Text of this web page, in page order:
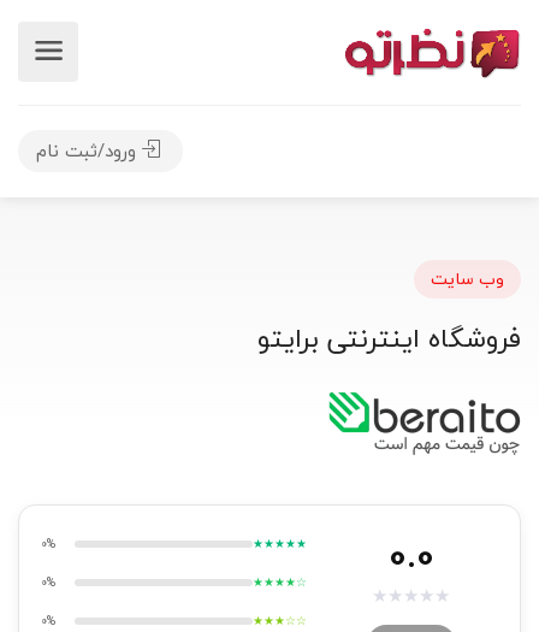
ورود/ثبت نام
وب سایت
فروشگاه اینترنتی برایتو
0.0
★
★
★
★
★
★★★★★
0%
★★★★☆
0%
★★★☆☆
0%